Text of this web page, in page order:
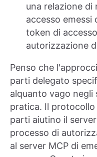
una relazione
accesso emessi
token di
autorizzazione
Penso che
parti delegato
alquanto vago negli
pratica. Il
parti aiutino il
processo di
al server MCP di